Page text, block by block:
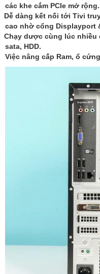
các khe cắm PCIe mở rộng.
Dễ dàng kết nối tới Tivi
cao nhờ cổng Displayport
Chạy dược cùng lúc nhiều
sata, HDD.
Việc nâng cấp Ram, ổ